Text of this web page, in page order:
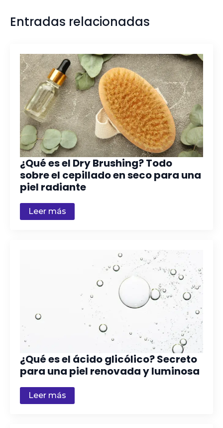
Entradas relacionadas
¿Qué es el Dry Brushing? Todo
sobre el cepillado en seco para una
piel radiante
Leer más
¿Qué es el ácido glicólico? Secreto
para una piel renovada y luminosa
Leer más